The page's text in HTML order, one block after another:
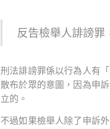
反告檢舉人誹謗罪
刑法誹謗罪係以行為人有
散布於眾的意圖，因為申
立的。
不過如果檢舉人除了申訴